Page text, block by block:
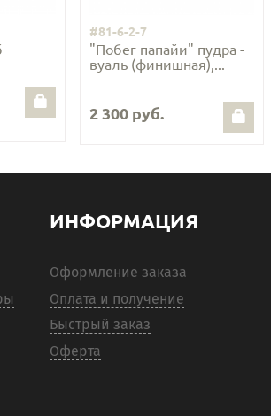
#81-6-2-7
"Побег папайи" пудра -
вуаль (финишная),...
2 300 руб.
ИНФОРМАЦИЯ
Оформление заказа
Оплата и получение
Быстрый заказ
Оферта